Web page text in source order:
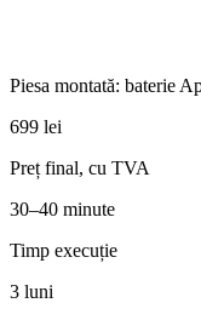
Piesa montată: baterie
699 lei
Preț final, cu TVA
30–40 minute
Timp execuție
3 luni